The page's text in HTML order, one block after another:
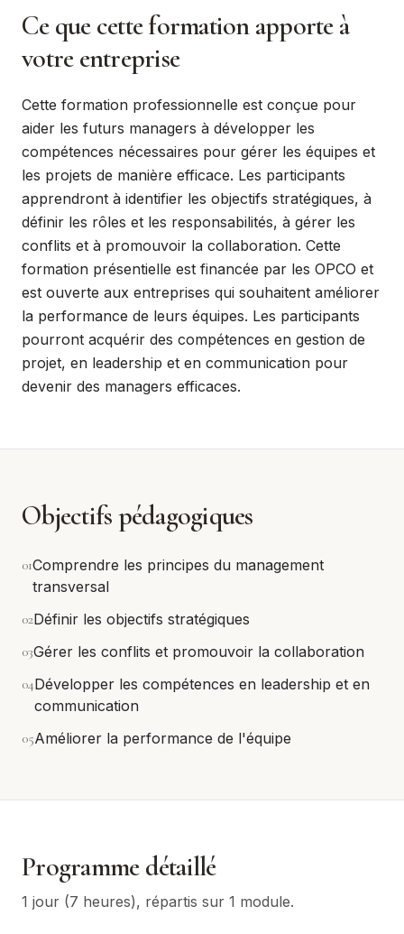
Ce que cette formation apporte à
votre entreprise
Cette formation professionnelle est conçue pour
aider les futurs managers à développer les
compétences nécessaires pour gérer les équipes et
les projets de manière efficace. Les participants
apprendront à identifier les objectifs stratégiques, à
définir les rôles et les responsabilités, à gérer les
conflits et à promouvoir la collaboration. Cette
formation présentielle est financée par les OPCO et
est ouverte aux entreprises qui souhaitent améliorer
la performance de leurs équipes. Les participants
pourront acquérir des compétences en gestion de
projet, en leadership et en communication pour
devenir des managers efficaces.
Objectifs pédagogiques
01Comprendre les principes du management
transversal
02Définir les objectifs stratégiques
03Gérer les conflits et promouvoir la collaboration
04Développer les compétences en leadership et en
communication
05Améliorer la performance de l'équipe
Programme détaillé
1 jour (7 heures), répartis sur 1 module.